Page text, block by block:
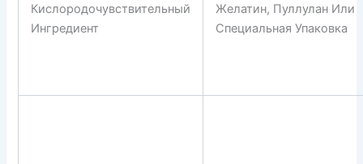
Кислородочувствительный
Ингредиент
Желатин, Пуллулан Или
Специальная Упаковка